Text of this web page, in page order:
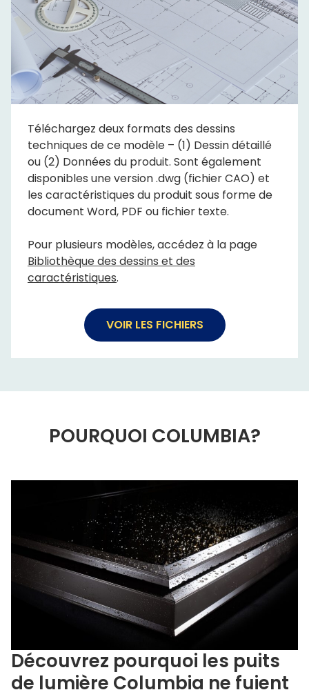
Téléchargez deux formats des dessins
techniques de ce modèle – (1) Dessin détaillé
ou (2) Données du produit. Sont également
disponibles une version .dwg (fichier CAO) et
les caractéristiques du produit sous forme de
document Word, PDF ou fichier texte.
Pour plusieurs modèles, accédez à la page
Bibliothèque des dessins et des
caractéristiques.
VOIR LES FICHIERS
POURQUOI COLUMBIA?
Découvrez pourquoi les puits
de lumière Columbia ne fuient